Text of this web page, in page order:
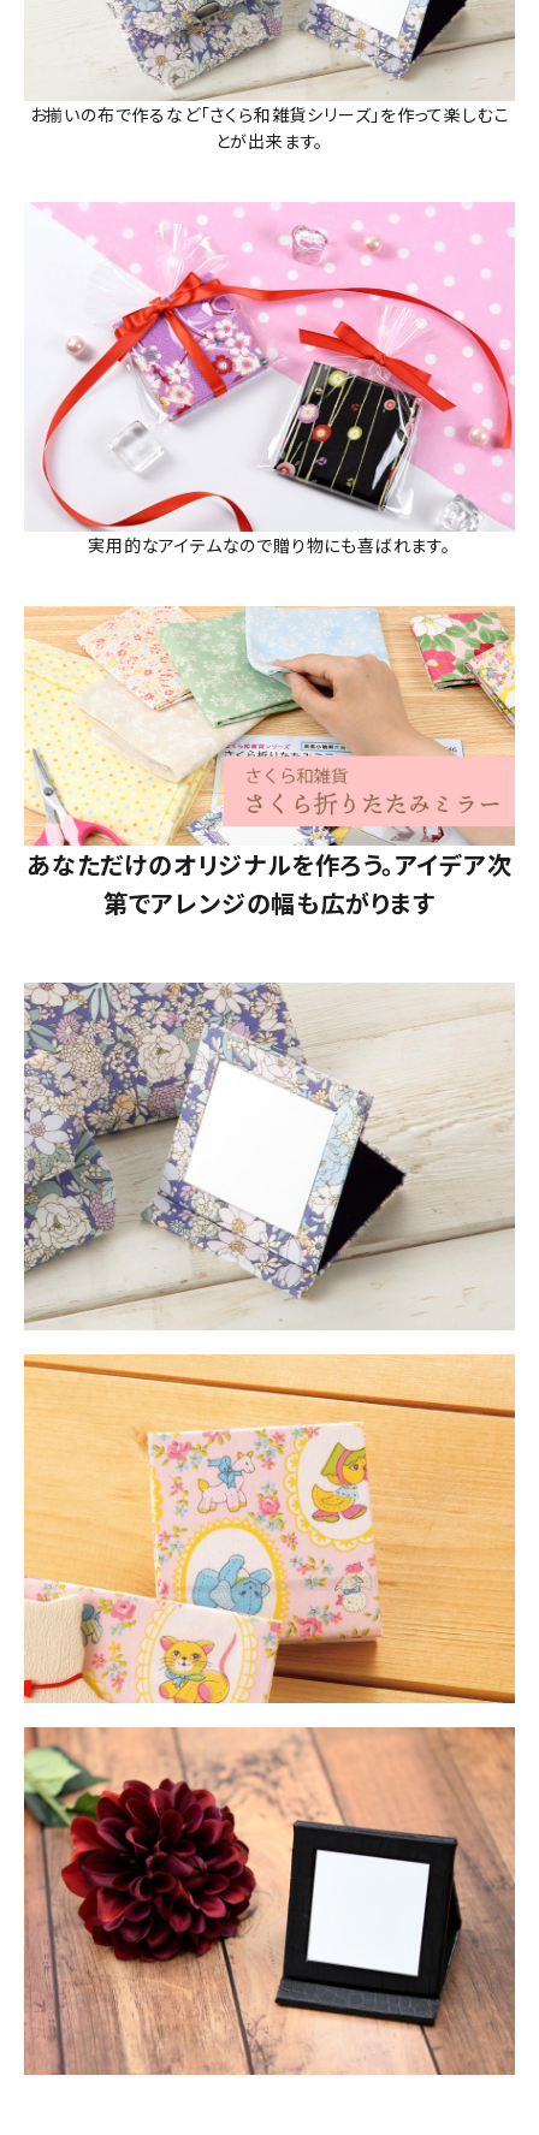
お揃いの布で作るなど「さくら和雑貨シリーズ」を作って楽しむこ
とが出来ます。
実用的なアイテムなので贈り物にも喜ばれます。
あなただけのオリジナルを作ろう。アイデア次
第でアレンジの幅も広がります